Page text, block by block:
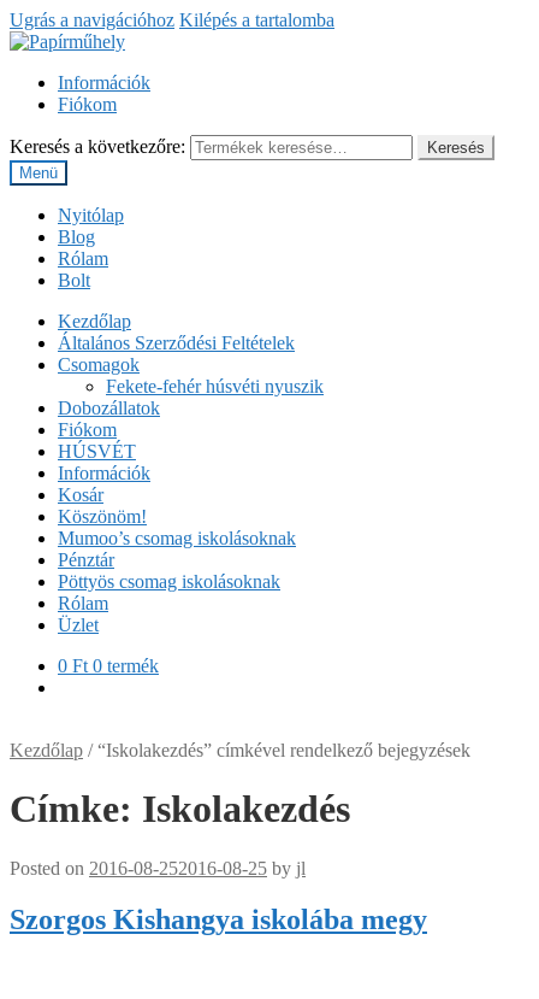
Ugrás a navigációhoz Kilépés a tartalomba
Információk
Fiókom
Keresés a következőre:
Keresés
Menü
Nyitólap
Blog
Rólam
Bolt
Kezdőlap
Általános Szerződési Feltételek
Csomagok
Fekete-fehér húsvéti nyuszik
Dobozállatok
Fiókom
HÚSVÉT
Információk
Kosár
Köszönöm!
Mumoo’s csomag iskolásoknak
Pénztár
Pöttyös csomag iskolásoknak
Rólam
Üzlet
0 Ft 0 termék
Kezdőlap /“Iskolakezdés” címkével rendelkező bejegyzések
Címke: Iskolakezdés
Posted on 2016-08-252016-08-25 by jl
Szorgos Kishangya iskolába megy